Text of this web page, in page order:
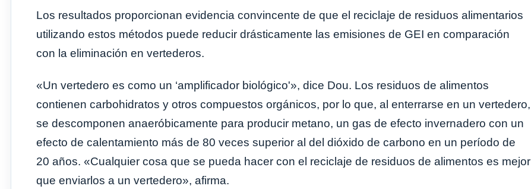
Los resultados proporcionan evidencia convincente de que el reciclaje de residuos alimentarios
utilizando estos métodos puede reducir drásticamente las emisiones de GEI en comparación
con la eliminación en vertederos.
«Un vertedero es como un ‘amplificador biológico'», dice Dou. Los residuos de alimentos
contienen carbohidratos y otros compuestos orgánicos, por lo que, al enterrarse en un vertedero,
se descomponen anaeróbicamente para producir metano, un gas de efecto invernadero con un
efecto de calentamiento más de 80 veces superior al del dióxido de carbono en un período de
20 años. «Cualquier cosa que se pueda hacer con el reciclaje de residuos de alimentos es mejor
que enviarlos a un vertedero», afirma.